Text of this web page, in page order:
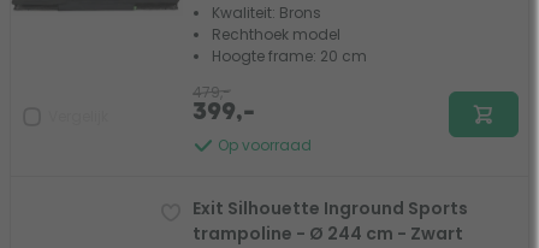
Kwaliteit: Brons
Rechthoek model
Hoogte frame: 20 cm
Op voorraad
479,-
399,-
Exit Silhouette Inground Sports
trampoline - Ø 244 cm - Zwart